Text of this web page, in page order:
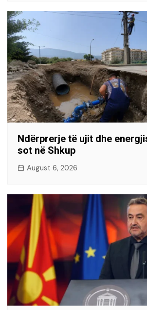
Ndërprerje të ujit dhe
sot në Shkup
August 6, 2026